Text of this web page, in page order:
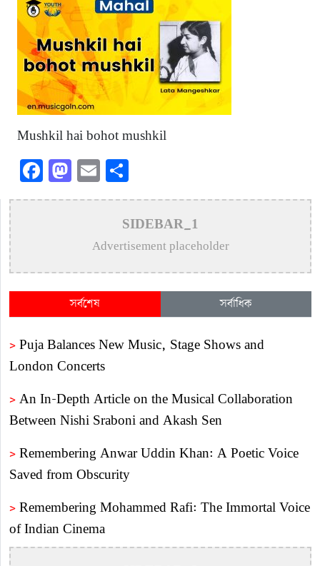
Mushkil hai bohot mushkil
Facebook
Mastodon
Email
SIDEBAR_1
Advertisement placeholder
সর্বশেষ সর্বাধিক
> Puja Balances New Music, Stage Shows and
London Concerts
> An In-Depth Article on the Musical Collaboration
Between Nishi Sraboni and Akash Sen
> Remembering Anwar Uddin Khan: A Poetic Voice
Saved from Obscurity
> Remembering Mohammed Rafi: The Immortal Voice
of Indian Cinema